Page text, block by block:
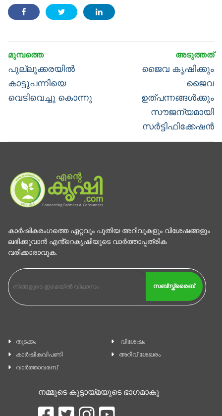
navigation
Previous
post:
പുല്ലൂക്കരയില്‍
കാട്ടുപന്നിയെ
വെടിവെച്ചു കൊന്നു
Next
ജൈവ കൃഷിക്കും
ജൈവ
ഉത്പന്നങ്ങൾക്കും
സൗജന്യമായി
സർട്ടിഫിക്കേഷൻ
കാര്‍ഷികരംഗത്തെ ഏറ്റവും പുതിയ അറിവുകളും വിശേഷങ്ങളും
ലഭിക്കുവാന്‍ എൻ്റെകൃഷിയുടെ വാര്‍ത്താപ്പത്രിക
വരിക്കാരാവുക.
സബ്സ്ക്രൈബ്
തുടക്കം
കാ‍ർഷികവിപണി
വാര്‍ത്താവരമ്പ്
വിശേഷം
അറിവ് ശേഖരം
നമ്മുടെ കൂട്ടായ്മയുടെ ഭാഗമാകൂ